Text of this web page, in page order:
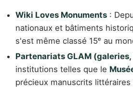
Wiki Loves Monuments :
nationaux et bâtiments
s'est même classé 15ᵉ au
Partenariats GLAM
institutions telles que le
précieux manuscrits